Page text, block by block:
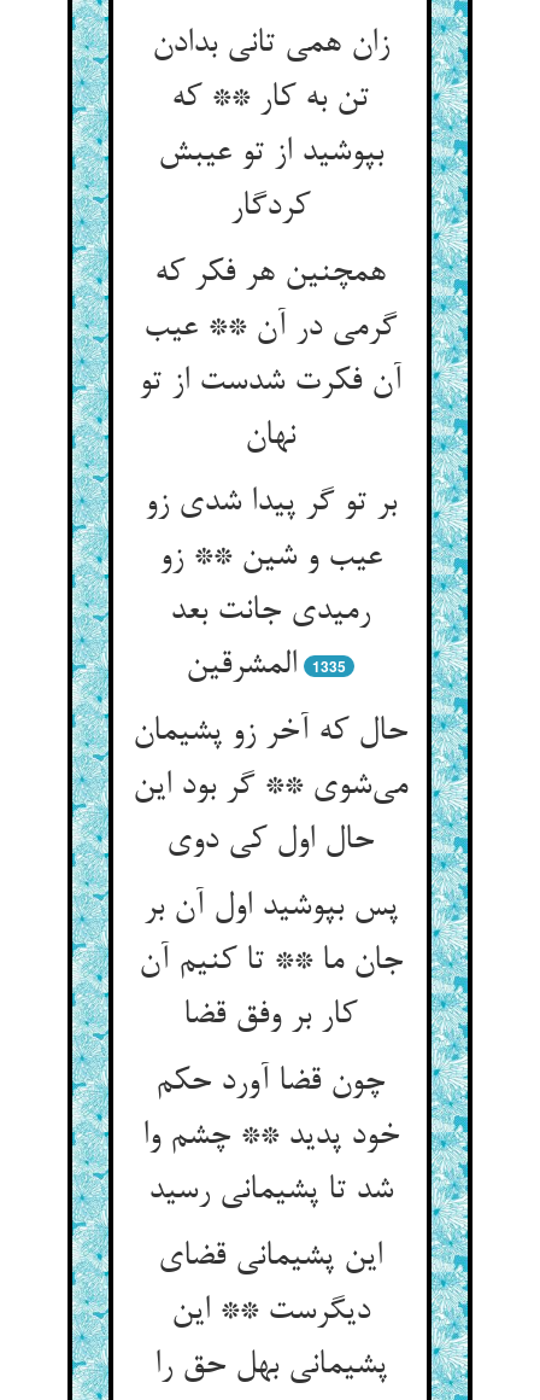
زان همی تانی بدادن
تن به کار ** که
بپوشید از تو عیبش
کردگار
همچنین هر فکر که
گرمی در آن ** عیب
آن فکرت شدست از تو
نهان
بر تو گر پیدا شدی زو
عیب و شین ** زو
رمیدی جانت بعد
المشرقین
1335
حال که آخر زو پشیمان
می‌شوی ** گر بود این
حال اول کی دوی
پس بپوشید اول آن بر
جان ما ** تا کنیم آن
کار بر وفق قضا
چون قضا آورد حکم
خود پدید ** چشم وا
شد تا پشیمانی رسید
این پشیمانی قضای
دیگرست ** این
پشیمانی بهل حق را